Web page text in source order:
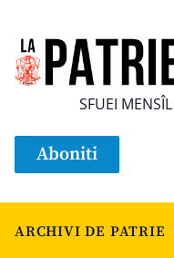
SFUEI
Aboniti
ARCHIVI DE PATRIE